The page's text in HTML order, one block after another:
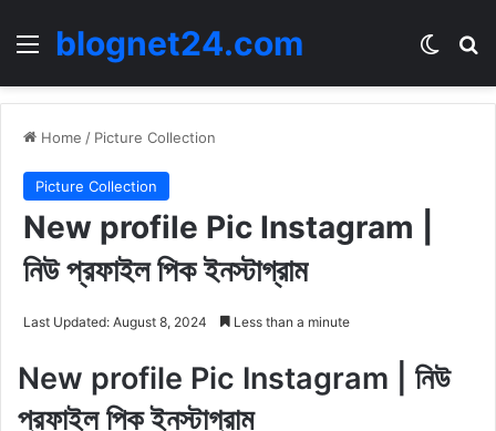
Menublognet24.com
Home / Picture Collection
Picture Collection
New profile Pic Instagram |
নিউ প্রফাইল পিক ইনস্টাগ্রাম
Last Updated: August 8, 2024 Less than a minute
New profile Pic Instagram | নিউ
প্রফাইল পিক ইনস্টাগ্রাম